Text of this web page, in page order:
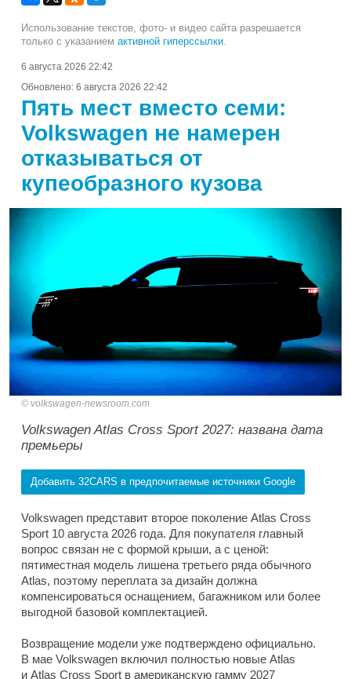
Использование текстов, фото- и видео сайта разрешается
только с указанием активной гиперссылки.
6 августа 2026 22:42
Обновлено: 6 августа 2026 22:42
Пять мест вместо семи:
Volkswagen не намерен
отказываться от
купеобразного кузова
volkswagen-newsroom.com
Volkswagen Atlas Cross Sport 2027: названа дата
премьеры
Добавить 32CARS в предпочитаемые источники Google
Volkswagen представит второе поколение Atlas Cross
Sport 10 августа 2026 года. Для покупателя главный
вопрос связан не с формой крыши, а с ценой:
пятиместная модель лишена третьего ряда обычного
Atlas, поэтому переплата за дизайн должна
компенсироваться оснащением, багажником или более
выгодной базовой комплектацией.
Возвращение модели уже подтверждено официально.
В мае Volkswagen включил полностью новые Atlas
и Atlas Cross Sport в американскую гамму 2027